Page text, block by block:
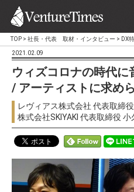
TOP > 社長・代表 取材・インタビュー > DX
2021.02.09
ウィズコロナの時代に
/ アーティストに求め
レヴィアス株式会社 代表取締
株式会社SKIYAKI 代表取締役